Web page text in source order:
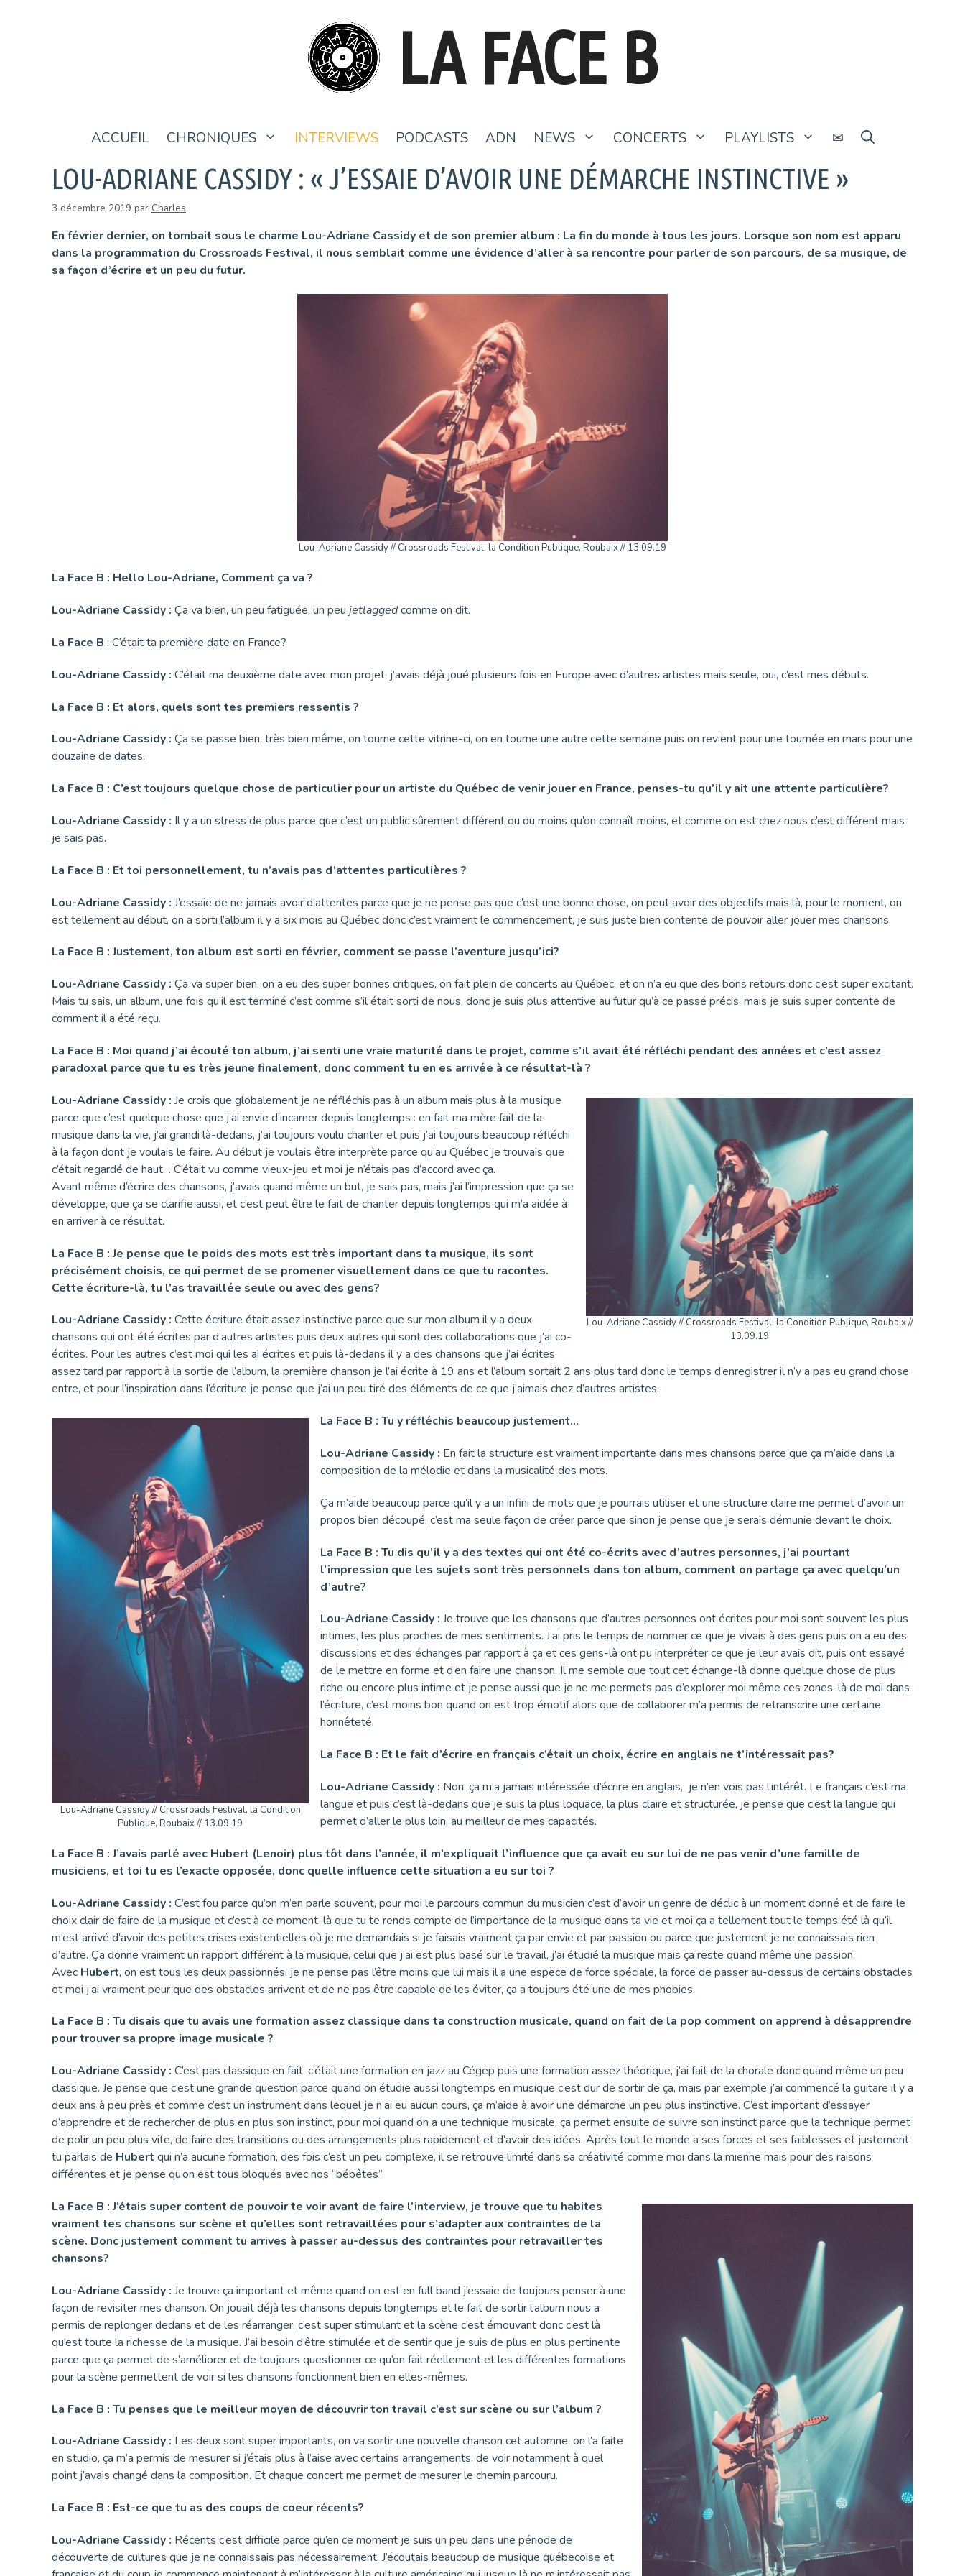
LA FACE B
ACCUEIL CHRONIQUES INTERVIEWS PODCASTS ADN NEWS CONCERTS PLAYLISTS ✉
LOU-ADRIANE CASSIDY : « J’ESSAIE D’AVOIR UNE DÉMARCHE INSTINCTIVE »
3 décembre 2019 par Charles
En février dernier, on tombait sous le charme Lou-Adriane Cassidy et de son premier album : La fin du monde à tous les jours. Lorsque son nom est apparu
dans la programmation du Crossroads Festival, il nous semblait comme une évidence d’aller à sa rencontre pour parler de son parcours, de sa musique, de
sa façon d’écrire et un peu du futur.
Lou-Adriane Cassidy // Crossroads Festival, la Condition Publique, Roubaix // 13.09.19
La Face B : Hello Lou-Adriane, Comment ça va ?
Lou-Adriane Cassidy : Ça va bien, un peu fatiguée, un peu jetlaggedcomme on dit.
La Face B : C’était ta première date en France?
Lou-Adriane Cassidy : C’était ma deuxième date avec mon projet, j’avais déjà joué plusieurs fois en Europe avec d’autres artistes mais seule, oui, c’est mes débuts.
La Face B : Et alors, quels sont tes premiers ressentis ?
Lou-Adriane Cassidy : Ça se passe bien, très bien même, on tourne cette vitrine-ci, on en tourne une autre cette semaine puis on revient pour une tournée en mars pour une
douzaine de dates.
La Face B : C’est toujours quelque chose de particulier pour un artiste du Québec de venir jouer en France, penses-tu qu’il y ait une attente particulière?
Lou-Adriane Cassidy : Il y a un stress de plus parce que c’est un public sûrement différent ou du moins qu’on connaît moins, et comme on est chez nous c’est différent mais
je sais pas.
La Face B : Et toi personnellement, tu n’avais pas d’attentes particulières ?
Lou-Adriane Cassidy : J’essaie de ne jamais avoir d’attentes parce que je ne pense pas que c’est une bonne chose, on peut avoir des objectifs mais là, pour le moment, on
est tellement au début, on a sorti l’album il y a six mois au Québec donc c’est vraiment le commencement, je suis juste bien contente de pouvoir aller jouer mes chansons.
La Face B : Justement, ton album est sorti en février, comment se passe l’aventure jusqu’ici?
Lou-Adriane Cassidy : Ça va super bien, on a eu des super bonnes critiques, on fait plein de concerts au Québec, et on n’a eu que des bons retours donc c’est super excitant.
Mais tu sais, un album, une fois qu’il est terminé c’est comme s’il était sorti de nous, donc je suis plus attentive au futur qu’à ce passé précis, mais je suis super contente de
comment il a été reçu.
La Face B : Moi quand j’ai écouté ton album, j’ai senti une vraie maturité dans le projet, comme s’il avait été réfléchi pendant des années et c’est assez
paradoxal parce que tu es très jeune finalement, donc comment tu en es arrivée à ce résultat-là ?
Lou-Adriane Cassidy // Crossroads Festival, la Condition Publique, Roubaix //
13.09.19
Lou-Adriane Cassidy : Je crois que globalement je ne réfléchis pas à un album mais plus à la musique
parce que c’est quelque chose que j’ai envie d’incarner depuis longtemps : en fait ma mère fait de la
musique dans la vie, j’ai grandi là-dedans, j’ai toujours voulu chanter et puis j’ai toujours beaucoup réfléchi
à la façon dont je voulais le faire. Au début je voulais être interprète parce qu’au Québec je trouvais que
c’était regardé de haut… C’était vu comme vieux-jeu et moi je n’étais pas d’accord avec ça.
Avant même d’écrire des chansons, j’avais quand même un but, je sais pas, mais j’ai l’impression que ça se
développe, que ça se clarifie aussi, et c’est peut être le fait de chanter depuis longtemps qui m’a aidée à
en arriver à ce résultat.
La Face B : Je pense que le poids des mots est très important dans ta musique, ils sont
précisément choisis, ce qui permet de se promener visuellement dans ce que tu racontes.
Cette écriture-là, tu l’as travaillée seule ou avec des gens?
Lou-Adriane Cassidy : Cette écriture était assez instinctive parce que sur mon album il y a deux
chansons qui ont été écrites par d’autres artistes puis deux autres qui sont des collaborations que j’ai co-
écrites. Pour les autres c’est moi qui les ai écrites et puis là-dedans il y a des chansons que j’ai écrites
assez tard par rapport à la sortie de l’album, la première chanson je l’ai écrite à 19 ans et l’album sortait 2 ans plus tard donc le temps d’enregistrer il n’y a pas eu grand chose
entre, et pour l’inspiration dans l’écriture je pense que j’ai un peu tiré des éléments de ce que j’aimais chez d’autres artistes.
Lou-Adriane Cassidy // Crossroads Festival, la Condition
Publique, Roubaix // 13.09.19
La Face B : Tu y réfléchis beaucoup justement…
Lou-Adriane Cassidy : En fait la structure est vraiment importante dans mes chansons parce que ça m’aide dans la
composition de la mélodie et dans la musicalité des mots.
Ça m’aide beaucoup parce qu’il y a un infini de mots que je pourrais utiliser et une structure claire me permet d’avoir un
propos bien découpé, c’est ma seule façon de créer parce que sinon je pense que je serais démunie devant le choix.
La Face B : Tu dis qu’il y a des textes qui ont été co-écrits avec d’autres personnes, j’ai pourtant
l’impression que les sujets sont très personnels dans ton album, comment on partage ça avec quelqu’un
d’autre?
Lou-Adriane Cassidy : Je trouve que les chansons que d’autres personnes ont écrites pour moi sont souvent les plus
intimes, les plus proches de mes sentiments. J’ai pris le temps de nommer ce que je vivais à des gens puis on a eu des
discussions et des échanges par rapport à ça et ces gens-là ont pu interpréter ce que je leur avais dit, puis ont essayé
de le mettre en forme et d’en faire une chanson. Il me semble que tout cet échange-là donne quelque chose de plus
riche ou encore plus intime et je pense aussi que je ne me permets pas d’explorer moi même ces zones-là de moi dans
l’écriture, c’est moins bon quand on est trop émotif alors que de collaborer m’a permis de retranscrire une certaine
honnêteté.
La Face B : Et le fait d’écrire en français c’était un choix, écrire en anglais ne t’intéressait pas?
Lou-Adriane Cassidy : Non, ça m’a jamais intéressée d’écrire en anglais, je n’en vois pas l’intérêt. Le français c’est ma
langue et puis c’est là-dedans que je suis la plus loquace, la plus claire et structurée, je pense que c’est la langue qui
permet d’aller le plus loin, au meilleur de mes capacités.
La Face B : J’avais parlé avec Hubert (Lenoir) plus tôt dans l’année, il m’expliquait l’influence que ça avait eu sur lui de ne pas venir d’une famille de
musiciens, et toi tu es l’exacte opposée, donc quelle influence cette situation a eu sur toi ?
Lou-Adriane Cassidy : C’est fou parce qu’on m’en parle souvent, pour moi le parcours commun du musicien c’est d’avoir un genre de déclic à un moment donné et de faire le
choix clair de faire de la musique et c’est à ce moment-là que tu te rends compte de l’importance de la musique dans ta vie et moi ça a tellement tout le temps été là qu’il
m’est arrivé d’avoir des petites crises existentielles où je me demandais si je faisais vraiment ça par envie et par passion ou parce que justement je ne connaissais rien
d’autre. Ça donne vraiment un rapport différent à la musique, celui que j’ai est plus basé sur le travail, j’ai étudié la musique mais ça reste quand même une passion.
Avec Hubert, on est tous les deux passionnés, je ne pense pas l’être moins que lui mais il a une espèce de force spéciale, la force de passer au-dessus de certains obstacles
et moi j’ai vraiment peur que des obstacles arrivent et de ne pas être capable de les éviter, ça a toujours été une de mes phobies.
La Face B : Tu disais que tu avais une formation assez classique dans ta construction musicale, quand on fait de la pop comment on apprend à désapprendre
pour trouver sa propre image musicale ?
Lou-Adriane Cassidy : C’est pas classique en fait, c’était une formation en jazz au Cégep puis une formation assez théorique, j’ai fait de la chorale donc quand même un peu
classique. Je pense que c’est une grande question parce quand on étudie aussi longtemps en musique c’est dur de sortir de ça, mais par exemple j’ai commencé la guitare il y a
deux ans à peu près et comme c’est un instrument dans lequel je n’ai eu aucun cours, ça m’aide à avoir une démarche un peu plus instinctive. C’est important d’essayer
d’apprendre et de rechercher de plus en plus son instinct, pour moi quand on a une technique musicale, ça permet ensuite de suivre son instinct parce que la technique permet
de polir un peu plus vite, de faire des transitions ou des arrangements plus rapidement et d’avoir des idées. Après tout le monde a ses forces et ses faiblesses et justement
tu parlais de Hubert qui n’a aucune formation, des fois c’est un peu complexe, il se retrouve limité dans sa créativité comme moi dans la mienne mais pour des raisons
différentes et je pense qu’on est tous bloqués avec nos “bébêtes”.
La Face B : J’étais super content de pouvoir te voir avant de faire l’interview, je trouve que tu habites
vraiment tes chansons sur scène et qu’elles sont retravaillées pour s’adapter aux contraintes de la
scène. Donc justement comment tu arrives à passer au-dessus des contraintes pour retravailler tes
chansons?
Lou-Adriane Cassidy : Je trouve ça important et même quand on est en full band j’essaie de toujours penser à une
façon de revisiter mes chanson. On jouait déjà les chansons depuis longtemps et le fait de sortir l’album nous a
permis de replonger dedans et de les réarranger, c’est super stimulant et la scène c’est émouvant donc c’est là
qu’est toute la richesse de la musique. J’ai besoin d’être stimulée et de sentir que je suis de plus en plus pertinente
parce que ça permet de s’améliorer et de toujours questionner ce qu’on fait réellement et les différentes formations
pour la scène permettent de voir si les chansons fonctionnent bien en elles-mêmes.
La Face B : Tu penses que le meilleur moyen de découvrir ton travail c’est sur scène ou sur l’album ?
Lou-Adriane Cassidy : Les deux sont super importants, on va sortir une nouvelle chanson cet automne, on l’a faite
en studio, ça m’a permis de mesurer si j’étais plus à l’aise avec certains arrangements, de voir notamment à quel
point j’avais changé dans la composition. Et chaque concert me permet de mesurer le chemin parcouru.
La Face B : Est-ce que tu as des coups de coeur récents?
Lou-Adriane Cassidy : Récents c’est difficile parce qu’en ce moment je suis un peu dans une période de
découverte de cultures que je ne connaissais pas nécessairement. J’écoutais beaucoup de musique québecoise et